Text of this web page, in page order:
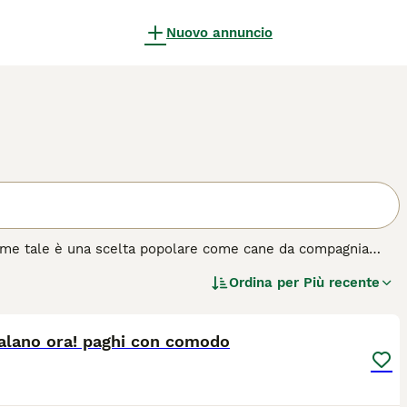
Nuovo annuncio
tale è una scelta popolare come cane da compagnia
e la lealtà verso i proprietari vanno a braccetto con
Ordina per Più recente
ora! paghi con comodo